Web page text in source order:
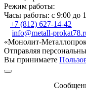
Режим работы:
Часы работы: с 9:00 до
+7 (812) 627-14-42
info@metall-
«Монолит-
Отправляя
Вы принимаете